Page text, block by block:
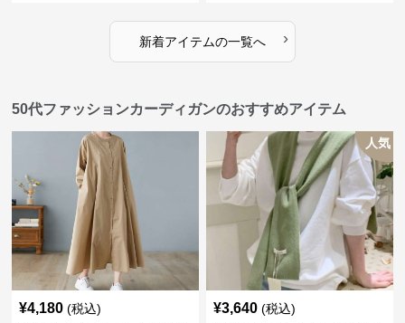
新着アイテムの一覧へ ›
50代ファッションカーディガンのおすすめアイテム
¥4,180 (税込)
人気
¥3,640 (税込)